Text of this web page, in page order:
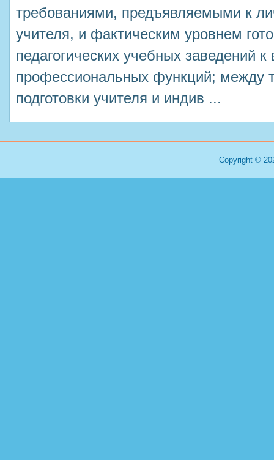
требованиями, предъявляемыми к
учителя, и фактическим уровнем
педагогических учебных заведений
профессиональных функций; между
подготовки учителя и индив ...
Copyright ©